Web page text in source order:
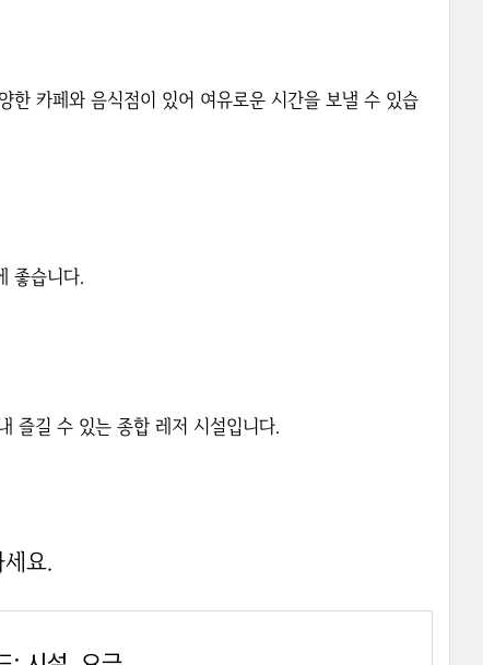
한 카페와 음식점이 있어 여유로운 시간을 보낼 수 있습
좋습니다.
즐길 수 있는 종합 레저 시설입니다.
요.